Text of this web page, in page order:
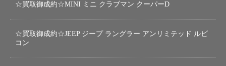
☆買取御成約☆MINI ミニ クラブマン クーパーD
☆買取御成約☆JEEP ジープ ラングラー アンリミテッド ルビ
コン